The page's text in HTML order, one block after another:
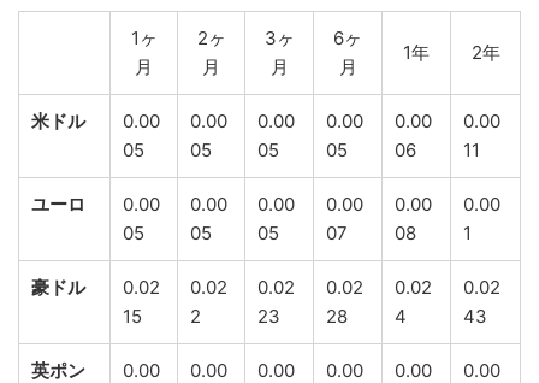
1ヶ
月
2ヶ
月
3ヶ
月
6ヶ
月
1年 2年
米ドル
0.00
05
0.00
05
0.00
05
0.00
05
0.00
06
0.00
11
ユーロ
0.00
05
0.00
05
0.00
05
0.00
07
0.00
08
0.00
1
豪ドル
0.02
15
0.02
2
0.02
23
0.02
28
0.02
4
0.02
43
英ポン
0.00
0.00
0.00
0.00
0.00
0.00